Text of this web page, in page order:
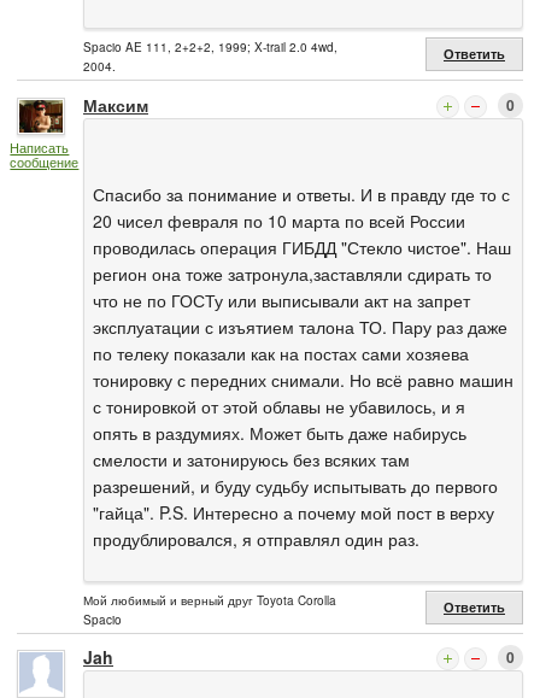
Spacio AE 111, 2+2+2, 1999; X-trail 2.0 4wd,
2004.
Ответить
Написать
сообщение
Максим 0
Спасибо за понимание и ответы. И в правду где то с
20 чисел февраля по 10 марта по всей России
проводилась операция ГИБДД "Стекло чистое". Наш
регион она тоже затронула,заставляли сдирать то
что не по ГОСТу или выписывали акт на запрет
эксплуатации с изъятием талона ТО. Пару раз даже
по телеку показали как на постах сами хозяева
тонировку с передних снимали. Но всё равно машин
с тонировкой от этой облавы не убавилось, и я
опять в раздумиях. Может быть даже набирусь
смелости и затонируюсь без всяких там
разрешений, и буду судьбу испытывать до первого
"гайца". P.S. Интересно а почему мой пост в верху
продублировался, я отправлял один раз.
Мой любимый и верный друг Toyota Corolla
Spacio
Ответить
Jah 0